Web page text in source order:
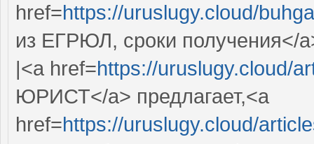
href=https://uruslugy.cloud/
из ЕГРЮЛ, сроки получения</
|<a href=https://uruslugy.cloud/
ЮРИСТ</a> предлагает,<a
href=https://uruslugy.cloud/